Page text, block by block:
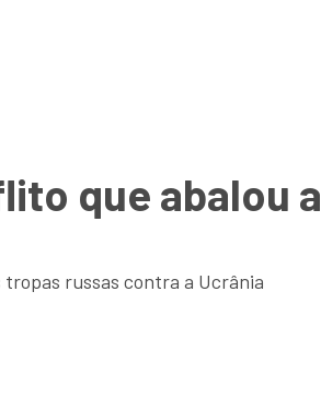
que abalou a
russas contra a Ucrânia